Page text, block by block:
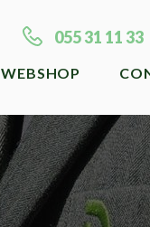
055 31 11 33
WEBSHOP